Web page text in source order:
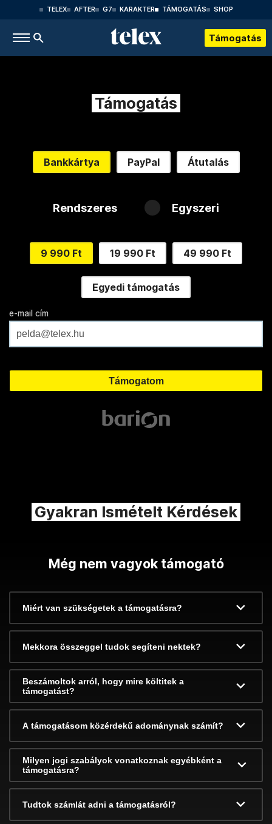
TELEX AFTER G7 KARAKTER TÁMOGATÁS SHOP
Támogatás
Támogatás
Bankkártya PayPal Átutalás
Rendszeres Egyszeri
9 990 Ft 19 990 Ft 49 990 Ft
Egyedi támogatás
e-mail cím
Gyakran Ismételt Kérdések
Még nem vagyok támogató
Miért van szükségetek a támogatásra?
Mekkora összeggel tudok segíteni nektek?
Beszámoltok arról, hogy mire költitek a
támogatást?
A támogatásom közérdekű adománynak számít?
Milyen jogi szabályok vonatkoznak egyébként a
támogatásra?
Tudtok számlát adni a támogatásról?